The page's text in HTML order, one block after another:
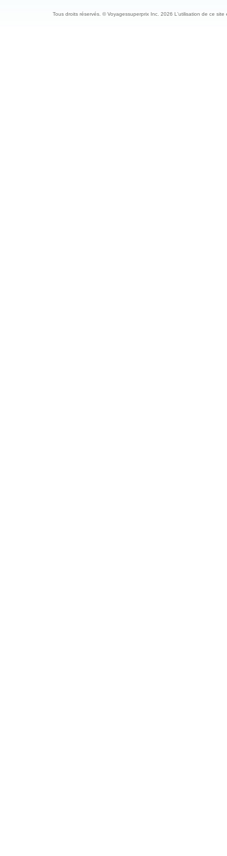
Tous droits réservés. © Voyagessuperprix Inc. 2026 L'utilisation de ce